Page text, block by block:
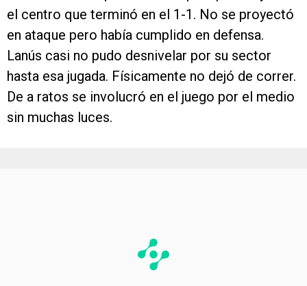
el centro que terminó en el 1-1. No se proyectó
en ataque pero había cumplido en defensa.
Lanús casi no pudo desnivelar por su sector
hasta esa jugada. Físicamente no dejó de correr.
De a ratos se involucró en el juego por el medio
sin muchas luces.